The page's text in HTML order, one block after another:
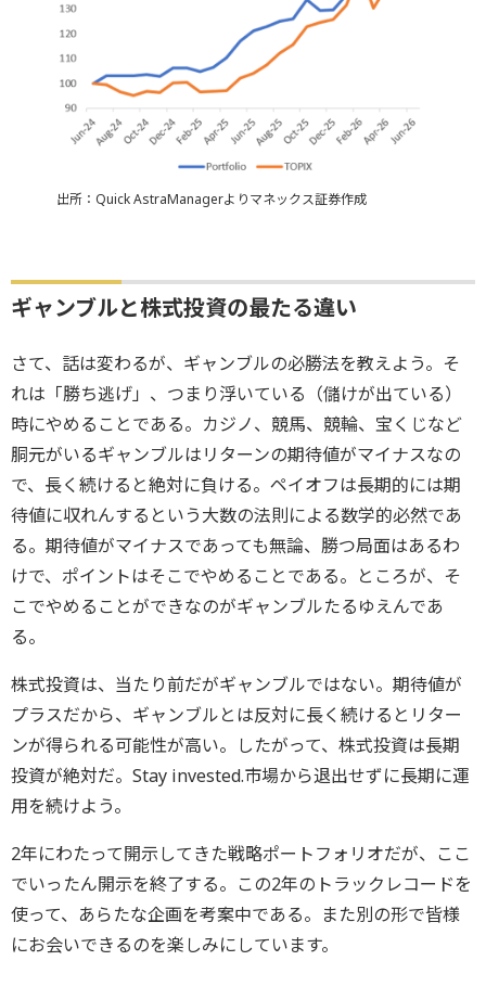
出所：Quick AstraManagerよりマネックス証券作成
ギャンブルと株式投資の最たる違い
さて、話は変わるが、ギャンブルの必勝法を教えよう。そ
れは「勝ち逃げ」、つまり浮いている（儲けが出ている）
時にやめることである。カジノ、競馬、競輪、宝くじなど
胴元がいるギャンブルはリターンの期待値がマイナスなの
で、長く続けると絶対に負ける。ペイオフは長期的には期
待値に収れんするという大数の法則による数学的必然であ
る。期待値がマイナスであっても無論、勝つ局面はあるわ
けで、ポイントはそこでやめることである。ところが、そ
こでやめることができなのがギャンブルたるゆえんであ
る。
株式投資は、当たり前だがギャンブルではない。期待値が
プラスだから、ギャンブルとは反対に長く続けるとリター
ンが得られる可能性が高い。したがって、株式投資は長期
投資が絶対だ。Stay invested.市場から退出せずに長期に運
用を続けよう。
2年にわたって開示してきた戦略ポートフォリオだが、ここ
でいったん開示を終了する。この2年のトラックレコードを
使って、あらたな企画を考案中である。また別の形で皆様
にお会いできるのを楽しみにしています。